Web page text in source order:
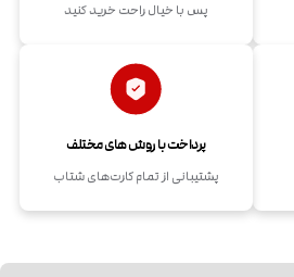
پس با خیال راحت خرید کنید
پرداخت با روش های مختلف
پشتیبانی از تمام کارت‌های شتاب